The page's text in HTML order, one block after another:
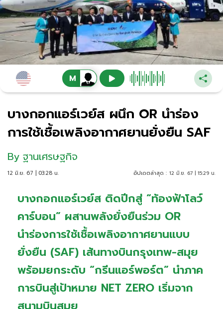
บางกอกแอร์เวย์ส ผนึก OR นำร่อง
การใช้เชื้อเพลิงอากาศยานยั่งยืน SAF
By ฐานเศรษฐกิจ
12 มิ.ย. 67 | 03:28 น. อัปเดตล่าสุด : 12 มิ.ย. 67 | 15:29 น.
บางกอกแอร์เวย์ส ติดปีกสู่ “ท้องฟ้าโลว์
คาร์บอน” ผสานพลังยั่งยืนร่วม OR
นำร่องการใช้เชื้อเพลิงอากาศยานแบบ
ยั่งยืน (SAF) เส้นทางบินกรุงเทพ-สมุย
พร้อมยกระดับ “กรีนแอร์พอร์ต” นำภาค
การบินสู่เป้าหมาย NET ZERO เริ่มจาก
สนามบินสมุย